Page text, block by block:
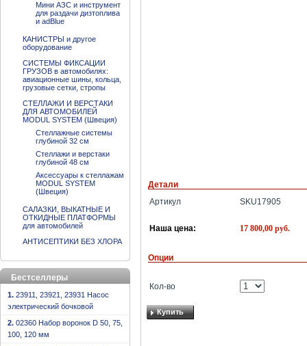
Детали
Артикул SKU17905
Наша цена: 17 800,00 руб.
Опции
Кол-во
Купить
Мини АЗС и инструмент
для раздачи дизтоплива
и adBlue
КАНИСТРЫ и другое
оборудование
СИСТЕМЫ ФИКСАЦИИ
ГРУЗОВ в автомобилях:
авиационные шины, кольца,
грузовые сетки, стропы
СТЕЛЛАЖИ И ВЕРСТАКИ
ДЛЯ АВТОМОБИЛЕЙ
MODUL SYSTEM (Швеция)
Стеллажные системы
глубиной 32 см
Стеллажи и верстаки
глубиной 48 см
Аксессуары к стеллажам
MODUL SYSTEM
(Швеция)
САЛАЗКИ, ВЫКАТНЫЕ И
ОТКИДНЫЕ ПЛАТФОРМЫ
для автомобилей
АНТИСЕПТИКИ БЕЗ ХЛОРА
Бестселлеры
1. 23911, 23921, 23931 Насос
электрический бочковой
2. 02360 Набор воронок D 50, 75,
100, 120 мм